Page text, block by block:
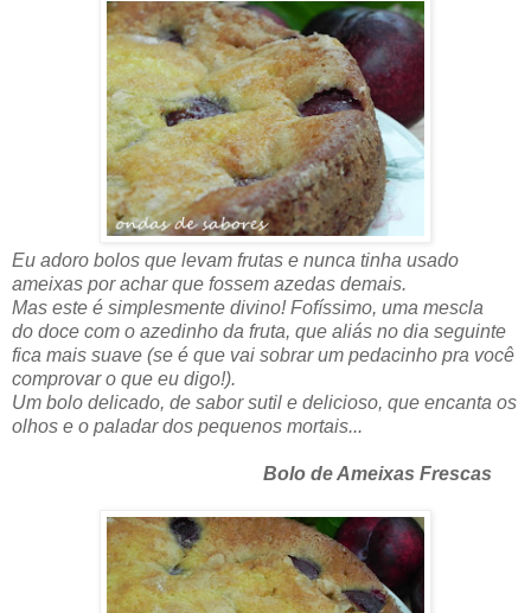
Eu adoro bolos que levam frutas e nunca tinha usado
ameixas por achar que fossem azedas demais.
Mas este é simplesmente divino! Fofíssimo, uma mescla
do doce com o azedinho da fruta, que aliás no dia seguinte
fica mais suave (se é que vai sobrar um pedacinho pra você
comprovar o que eu digo!).
Um bolo delicado, de sabor sutil e delicioso, que encanta os
olhos e o paladar dos pequenos mortais...
Bolo de Ameixas Frescas